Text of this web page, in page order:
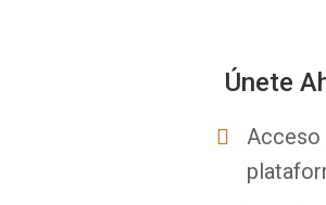
Únete
Acceso